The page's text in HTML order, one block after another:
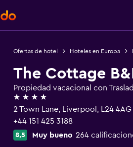
Ofertas de hotel Hoteles en Europa
The Cottage
Propiedad vacacional con
4 estrellas
2 Town Lane, Liverpool, L24 4AG
+44 151 425 3188
8,5 Muy bueno 264